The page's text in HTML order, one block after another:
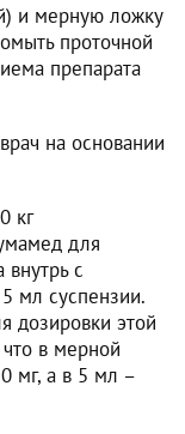
и мерную ложку
проточной
препарата
на основании
кг
для
с
мл суспензии.
дозировки этой
в мерной
мг, а в 5 мл –